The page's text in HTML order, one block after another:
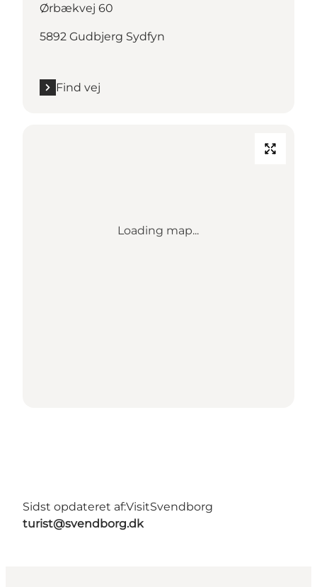
Ørbækvej 60
5892 Gudbjerg Sydfyn
Find vej
Loading map...
Sidst opdateret af:VisitSvendborg
turist@svendborg.dk